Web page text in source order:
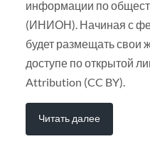
информации по
(ИНИОН). Начиная с
будет размещать свои
доступе по открытой
Attribution (CC BY).
Читать далее